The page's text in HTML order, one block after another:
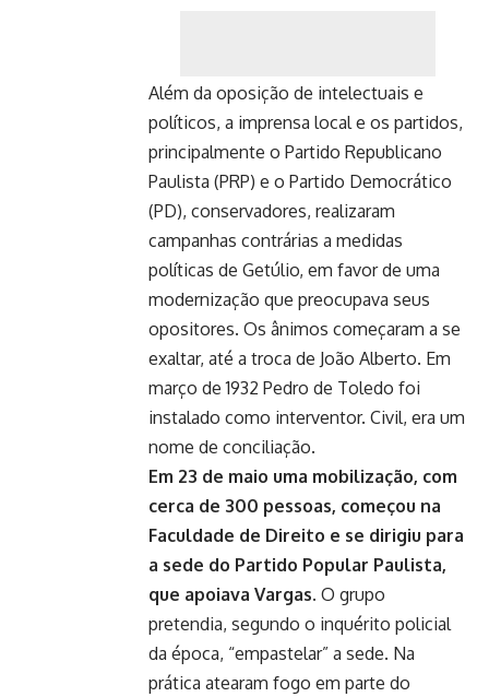
Além da oposição de intelectuais e
políticos, a imprensa local e os partidos,
principalmente o Partido Republicano
Paulista (PRP) e o Partido Democrático
(PD), conservadores, realizaram
campanhas contrárias a medidas
políticas de Getúlio, em favor de uma
modernização que preocupava seus
opositores. Os ânimos começaram a se
exaltar, até a troca de João Alberto. Em
março de 1932 Pedro de Toledo foi
instalado como interventor. Civil, era um
nome de conciliação.
Em 23 de maio uma mobilização, com
cerca de 300 pessoas, começou na
Faculdade de Direito e se dirigiu para
a sede do Partido Popular Paulista,
que apoiava Vargas. O grupo
pretendia, segundo o inquérito policial
da época, “empastelar” a sede. Na
prática atearam fogo em parte do